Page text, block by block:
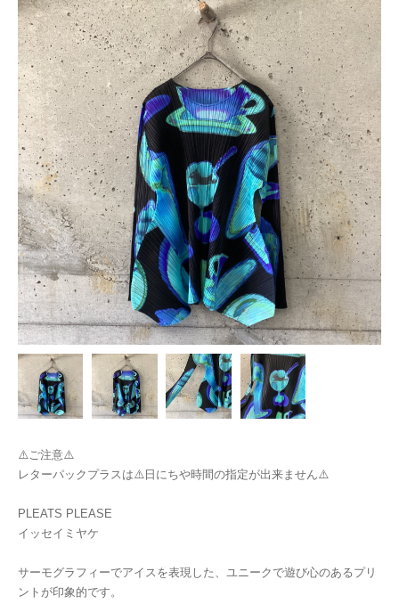
⚠️ご注意⚠️
レターパックプラスは⚠️日にちや時間の指定が出来ません⚠️
PLEATS PLEASE
イッセイミヤケ
サーモグラフィーでアイスを表現した、ユニークで遊び心のあるプリ
ントが印象的です。